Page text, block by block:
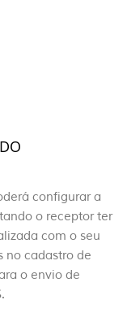
configurar a
o receptor ter
com o seu
no cadastro de
o envio de